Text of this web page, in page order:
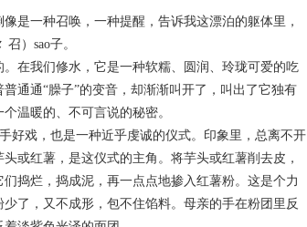
一种召唤，一种提醒，告诉我这漂泊的躯体里，
）sao子。
我们修水，它是一种软糯、圆润、玲珑可爱的吃
通通“臊子”的变音，却渐渐叫开了，叫出了它独有
温暖的、不可言说的秘密。
戏，也是一种近乎虔诚的仪式。印象里，总离不开
或红薯，是这仪式的主角。将芋头或红薯削去皮，
捣烂，捣成泥，再一点点地掺入红薯粉。这是个力
了，又不成形，包不住馅料。母亲的手在粉团里反